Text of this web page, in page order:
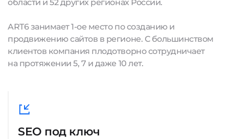
области и 52 других регионах России.
ART6 занимает 1-ое место по созданию и
продвижению сайтов в регионе. С большинством
клиентов компания плодотворно сотрудничает
на протяжении 5, 7 и даже 10 лет.
SEO под ключ